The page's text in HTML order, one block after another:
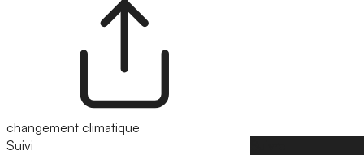
changement climatique
Suivi